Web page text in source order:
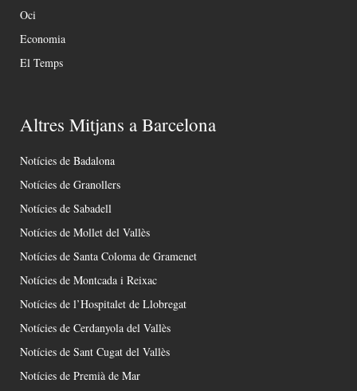
Oci
Economia
El Temps
Altres Mitjans a Barcelona
Notícies de Badalona
Notícies de Granollers
Notícies de Sabadell
Notícies de Mollet del Vallès
Notícies de Santa Coloma de Gramenet
Notícies de Montcada i Reixac
Notícies de l’Hospitalet de Llobregat
Notícies de Cerdanyola del Vallès
Notícies de Sant Cugat del Vallès
Notícies de Premià de Mar